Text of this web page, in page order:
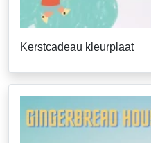
Kerstcadeau kleurplaat